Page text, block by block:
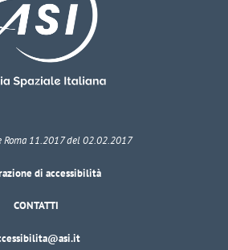
Roma 11.2017 del 02.02.2017
di accessibilità
CONTATTI